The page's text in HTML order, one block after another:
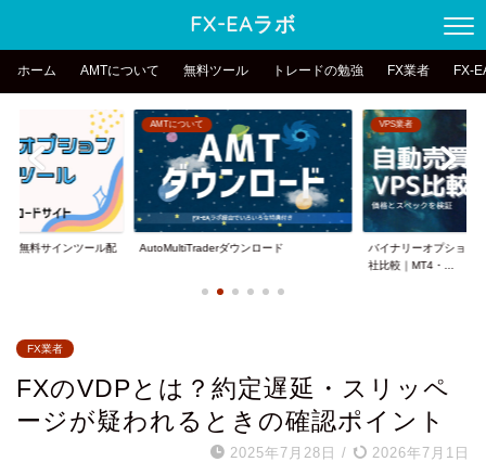
FX-EAラボ
ホーム AMTについて 無料ツール トレードの勉強 FX業者 FX-
ンロード
VPS業者
バイナリーオプション向けVPSおすすめ8
インジケーターのお悩み
OANDAオーダーブッ
は？正しい見方と勝...
FX業者
FXのVDPとは？約定遅延・スリッペ
ージが疑われるときの確認ポイント
2025年7月28日 / 2026年7月1日